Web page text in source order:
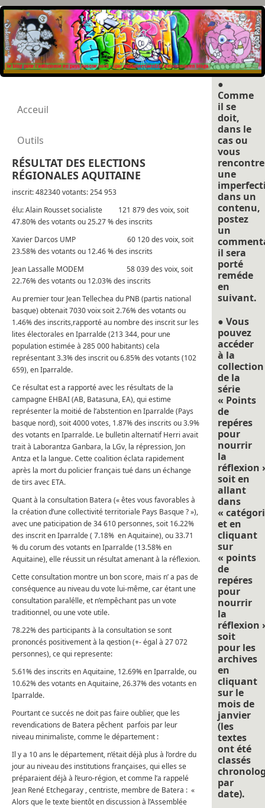
Acceuil
Outils
RÉSULTAT DES ELECTIONS
RÉGIONALES AQUITAINE
inscrit: 482340 votants: 254 953
élu: Alain Rousset socialiste 121 879 des voix, soit
47.80% des votants ou 25.27 % des inscrits
Xavier Darcos UMP 60 120 des voix, soit
23.58% des votants ou 12.46 % des inscrits
Jean Lassalle MODEM 58 039 des voix, soit
22.76% des votants ou 12.03% des inscrits
Au premier tour Jean Tellechea du PNB (partis national
basque) obtenait 7030 voix soit 2.76% des votants ou
1.46% des inscrits,rapporté au nombre des inscrit sur les
lites électorales en Iparralde (213 344, pour une
population estimée à 285 000 habitants) cela
représentant 3.3% des inscrit ou 6.85% des votants (102
659), en Iparralde.
Ce résultat est a rapporté avec les résultats de la
campagne EHBAI (AB, Batasuna, EA), qui estime
représenter la moitié de l’abstention en Iparralde (Pays
basque nord), soit 4000 votes, 1.87% des inscrits ou 3.9%
des votants en Iparralde. Le bulletin alternatif Herri avait
trait à Laborantza Ganbara, la LGv, la répression, Jon
Antza et la langue. Cette coalition éclata rapidement
après la mort du policier français tué dans un échange
de tirs avec ETA.
Quant à la consultation Batera (« êtes vous favorables à
la création d’une collectivité territoriale Pays Basque ? »),
avec une paticipation de 34 610 personnes, soit 16.22%
des inscrit en Iparralde ( 7.18% en Aquitaine), ou 33.71
% du corum des votants en Iparralde (13.58% en
Aquitaine), elle réussit un résultat amenant à la réflexion.
Cette consultation montre un bon score, mais n’ a pas de
conséquence au niveau du vote lui-même, car étant une
consultation paralélle, et n’empêchant pas un vote
traditionnel, ou une vote utile.
78.22% des participants à la consultation se sont
prononcés positivement à la qestion (+- égal à 27 072
personnes), ce qui represente:
5.61% des inscrits en Aquitaine, 12.69% en Iparralde, ou
10.62% des votants en Aquitaine, 26.37% des votants en
Iparralde.
Pourtant ce succés ne doit pas faire oublier, que les
revendications de Batera pêchent parfois par leur
niveau minimaliste, comme le département :
Il y a 10 ans le département, n’était déjà plus à l’ordre du
jour au niveau des institutions françaises, qui elles se
préparaient déjà à l’euro-région, et comme l’a rappelé
Jean René Etchegaray , centriste, membre de Batera : «
Alors que le texte bientôt en discussion à l’Assemblée
●
Comme
il se
doit,
dans le
cas ou
vous
une
dans un
contenu,
postez
un
il sera
porté
reméde
en
suivant.
● Vous
pouvez
accéder
à la
collection
de la
série
« Points
de
repéres
pour
nourrir
la
réflexion
soit en
allant
dans
«
et en
cliquant
sur
« points
de
repéres
pour
nourrir
la
réflexion
soit
pour les
archives
en
cliquant
sur le
mois de
janvier
(les
textes
ont été
classés
par
date).